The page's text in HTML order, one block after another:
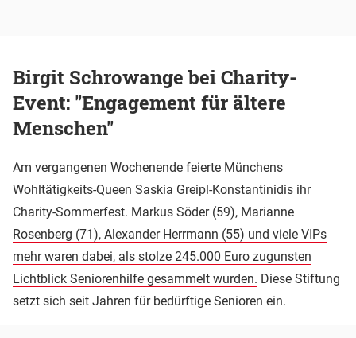
Birgit Schrowange bei Charity-
Event: "Engagement für ältere
Menschen"
Am vergangenen Wochenende feierte Münchens
Wohltätigkeits-Queen Saskia Greipl-Konstantinidis ihr
Charity-Sommerfest. Markus Söder (59), Marianne
Rosenberg (71), Alexander Herrmann (55) und viele VIPs
mehr waren dabei, als stolze 245.000 Euro zugunsten
Lichtblick Seniorenhilfe gesammelt wurden. Diese Stiftung
setzt sich seit Jahren für bedürftige Senioren ein.